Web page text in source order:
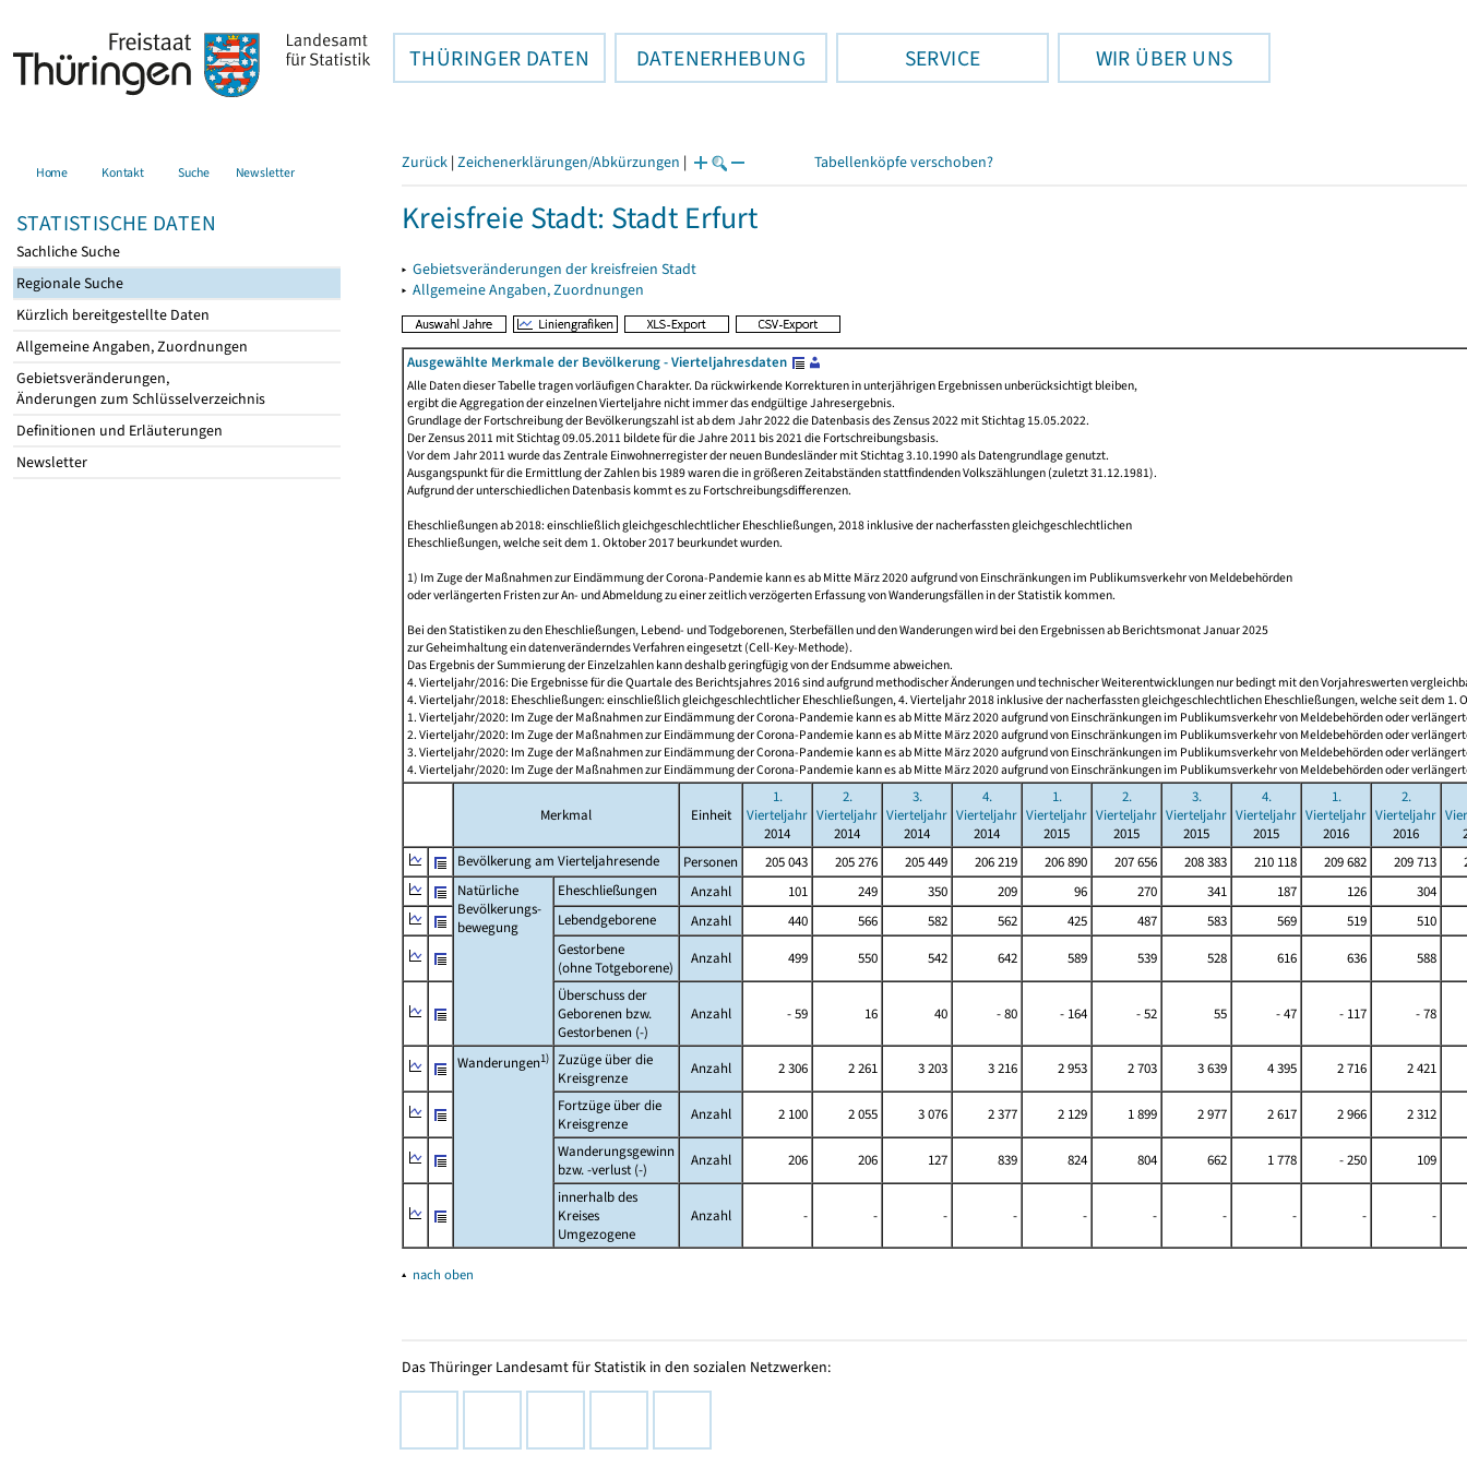
THÜRINGER DATEN DATENERHEBUNG SERVICE WIR ÜBER UNS
Home Kontakt Suche Newsletter
STATISTISCHE DATEN
Sachliche Suche
Regionale Suche
Kürzlich bereitgestellte Daten
Allgemeine Angaben, Zuordnungen
Gebietsveränderungen,
Änderungen zum Schlüsselverzeichnis
Definitionen und Erläuterungen
Newsletter
Zurück | Zeichenerklärungen/Abkürzungen | Tabellenköpfe verschoben?
Kreisfreie Stadt: Stadt Erfurt
▸ Gebietsveränderungen der kreisfreien Stadt
▸ Allgemeine Angaben, Zuordnungen
Ausgewählte Merkmale der Bevölkerung - Vierteljahresdaten
Alle Daten dieser Tabelle tragen vorläufigen Charakter. Da rückwirkende Korrekturen in unterjährigen Ergebnissen unberücksichtigt bleiben,
ergibt die Aggregation der einzelnen Vierteljahre nicht immer das endgültige Jahresergebnis.
Grundlage der Fortschreibung der Bevölkerungszahl ist ab dem Jahr 2022 die Datenbasis des Zensus 2022 mit Stichtag 15.05.2022.
Der Zensus 2011 mit Stichtag 09.05.2011 bildete für die Jahre 2011 bis 2021 die Fortschreibungsbasis.
Vor dem Jahr 2011 wurde das Zentrale Einwohnerregister der neuen Bundesländer mit Stichtag 3.10.1990 als Datengrundlage genutzt.
Ausgangspunkt für die Ermittlung der Zahlen bis 1989 waren die in größeren Zeitabständen stattfindenden Volkszählungen (zuletzt 31.12.1981).
Aufgrund der unterschiedlichen Datenbasis kommt es zu Fortschreibungsdifferenzen.
Eheschließungen ab 2018: einschließlich gleichgeschlechtlicher Eheschließungen, 2018 inklusive der nacherfassten gleichgeschlechtlichen
Eheschließungen, welche seit dem 1. Oktober 2017 beurkundet wurden.
1) Im Zuge der Maßnahmen zur Eindämmung der Corona-Pandemie kann es ab Mitte März 2020 aufgrund von Einschränkungen im Publikumsverkehr von Meldebehörden
oder verlängerten Fristen zur An- und Abmeldung zu einer zeitlich verzögerten Erfassung von Wanderungsfällen in der Statistik kommen.
Bei den Statistiken zu den Eheschließungen, Lebend- und Todgeborenen, Sterbefällen und den Wanderungen wird bei den Ergebnissen ab Berichtsmonat Januar 2025
zur Geheimhaltung ein datenveränderndes Verfahren eingesetzt (Cell-Key-Methode).
Das Ergebnis der Summierung der Einzelzahlen kann deshalb geringfügig von der Endsumme abweichen.
4. Vierteljahr/2016: Die Ergebnisse für die Quartale des Berichtsjahres 2016 sind aufgrund methodischer Änderungen und technischer Weiterentwicklungen nur bedingt mit den Vorjahreswerten
4. Vierteljahr/2018: Eheschließungen: einschließlich gleichgeschlechtlicher Eheschließungen, 4. Vierteljahr 2018 inklusive der nacherfassten gleichgeschlechtlichen Eheschließungen, welche seit dem 1.
1. Vierteljahr/2020: Im Zuge der Maßnahmen zur Eindämmung der Corona-Pandemie kann es ab Mitte März 2020 aufgrund von Einschränkungen im Publikumsverkehr von Meldebehörden oder
2. Vierteljahr/2020: Im Zuge der Maßnahmen zur Eindämmung der Corona-Pandemie kann es ab Mitte März 2020 aufgrund von Einschränkungen im Publikumsverkehr von Meldebehörden oder
3. Vierteljahr/2020: Im Zuge der Maßnahmen zur Eindämmung der Corona-Pandemie kann es ab Mitte März 2020 aufgrund von Einschränkungen im Publikumsverkehr von Meldebehörden oder
4. Vierteljahr/2020: Im Zuge der Maßnahmen zur Eindämmung der Corona-Pandemie kann es ab Mitte März 2020 aufgrund von Einschränkungen im Publikumsverkehr von Meldebehörden oder
Merkmal Einheit
1.
Vierteljahr
2014
2.
Vierteljahr
2014
3.
Vierteljahr
2014
4.
Vierteljahr
2014
1.
Vierteljahr
2015
2.
Vierteljahr
2015
3.
Vierteljahr
2015
4.
Vierteljahr
2015
1.
Vierteljahr
2016
2.
Vierteljahr
2016
Bevölkerung am Vierteljahresende
Personen 205 043 205 276 205 449 206 219 206 890 207 656 208 383 210 118 209 682 209 713
Natürliche
Bevölkerungs-
bewegung
Eheschließungen Anzahl 101 249 350 209 96 270 341 187 126
304
Lebendgeborene
Anzahl 440 566 582 562 425 487 583 569 519
510
Gestorbene
(ohne Totgeborene)
Anzahl 499 550 542 642 589 539 528 616 636
588
Überschuss der
Geborenen bzw.
Gestorbenen (-)
Anzahl - 59 16 40 - 80 - 164 - 52 55 - 47 - 117 - 78
Wanderungen1) Zuzüge über die
Kreisgrenze
Anzahl 2 306 2 261 3 203 3 216 2 953 2 703 3 639 4 395 2 716
2 421
Fortzüge über die
Kreisgrenze
Anzahl 2 100 2 055 3 076 2 377 2 129 1 899 2 977 2 617 2 966
2 312
Wanderungsgewinn
bzw.-verlust (-)
Anzahl 206 206 127 839 824 804 662 1 778 - 250
109
innerhalb des
Kreises
Umgezogene
Anzahl - - - - - - - - - -
▴ nach oben
Das Thüringer Landesamt für Statistik in den sozialen Netzwerken: